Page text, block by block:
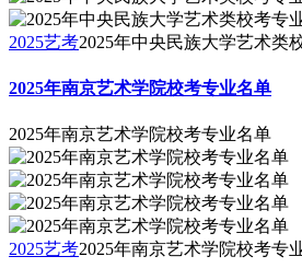
2025艺考2025年中央民族大学艺术类
2025年南京艺术学院校考专业名单
2025年南京艺术学院校考专业名单
2025艺考2025年南京艺术学院校考专